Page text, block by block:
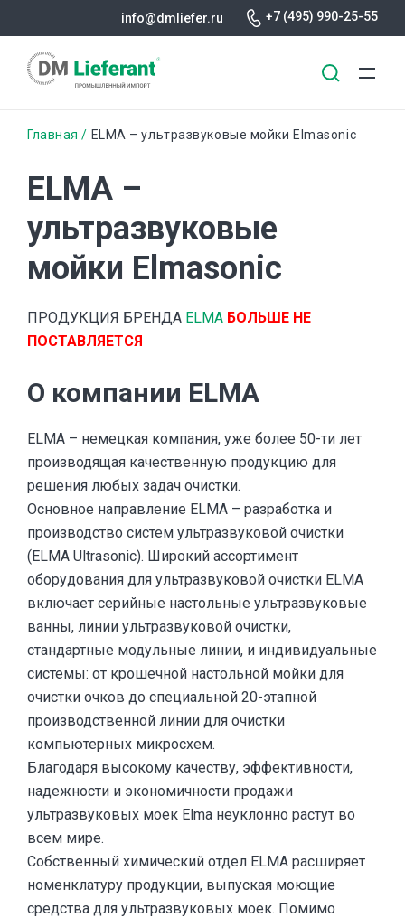
содержанию
info@dmliefer.ru +7 (495) 990-25-55
Строка
навигации
Главная ELMA – ультразвуковые мойки Elmasonic
ELMA –
ультразвуковые
мойки Elmasonic
ПРОДУКЦИЯ БРЕНДА ELMA БОЛЬШЕ НЕ
ПОСТАВЛЯЕТСЯ
О компании ELMA
ELMA – немецкая компания, уже более 50-ти лет
производящая качественную продукцию для
решения любых задач очистки.
Основное направление ELMA – разработка и
производство систем ультразвуковой очистки
(ELMA Ultrasonic). Широкий ассортимент
оборудования для ультразвуковой очистки ELMA
включает серийные настольные ультразвуковые
ванны, линии ультразвуковой очистки,
стандартные модульные линии, и индивидуальные
системы: от крошечной настольной мойки для
очистки очков до специальной 20-этапной
производственной линии для очистки
компьютерных микросхем.
Благодаря высокому качеству, эффективности,
надежности и экономичности продажи
ультразвуковых моек Elma неуклонно растут во
всем мире.
Собственный химический отдел ELMA расширяет
номенклатуру продукции, выпуская моющие
средства для ультразвуковых моек. Помимо